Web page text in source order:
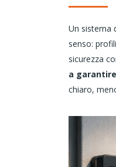
Un sistema
senso:
sicurezza
a
chiaro,